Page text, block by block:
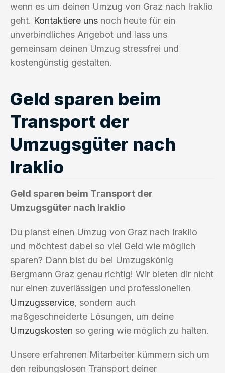
wenn es um deinen Umzug von Graz nach Iraklio
geht. Kontaktiere uns noch heute für ein
unverbindliches Angebot und lass uns
gemeinsam deinen Umzug stressfrei und
kostengünstig gestalten.
Geld sparen beim
Transport der
Umzugsgüter nach
Iraklio
Geld sparen beim Transport der
Umzugsgüter nach Iraklio
Du planst einen Umzug von Graz nach Iraklio
und möchtest dabei so viel Geld wie möglich
sparen? Dann bist du bei Umzugskönig
Bergmann Graz genau richtig! Wir bieten dir nicht
nur einen zuverlässigen und professionellen
Umzugsservice, sondern auch
maßgeschneiderte Lösungen, um deine
Umzugskosten so gering wie möglich zu halten.
Unsere erfahrenen Mitarbeiter kümmern sich um
den reibungslosen Transport deiner